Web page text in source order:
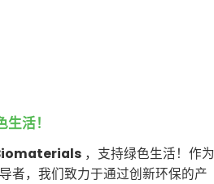
活！
，支持绿色生活！作为
者，我们致力于通过创新环保的产